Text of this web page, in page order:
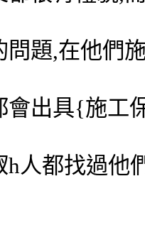
問題,在他們
會出具{施工
h人都找過他